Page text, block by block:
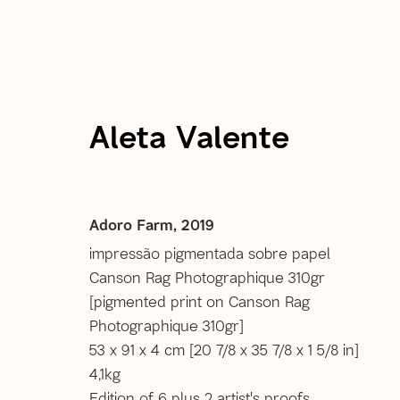
passadas
9 Novembro - 20 Dezembro 2019
rio de janeiro
Aleta Valente
Adoro Farm, 2019
impressão pigmentada sobre papel
Canson Rag Photographique 310gr
[pigmented print on Canson Rag
Photographique 310gr]
53 x 91 x 4 cm [20 7/8 x 35 7/8 x 1 5/8 in]
4,1kg